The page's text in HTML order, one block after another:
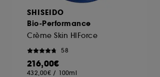
SHISEIDO
Bio-Performance
Crème Skin HIForce
58
216,00€
432,00€ / 100ml